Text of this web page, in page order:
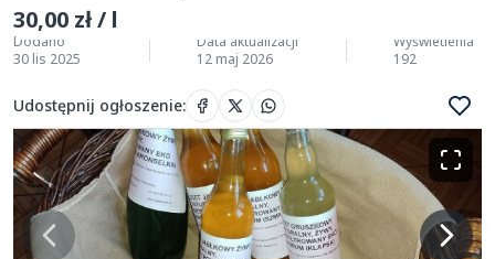
30,00 zł / l
Dodano
30 lis 2025
Data aktualizacji
12 maj 2026
Wyświetlenia
192
Udostępnij ogłoszenie: